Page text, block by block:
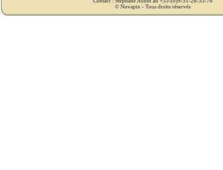
© Novapix - Tous droits réservés